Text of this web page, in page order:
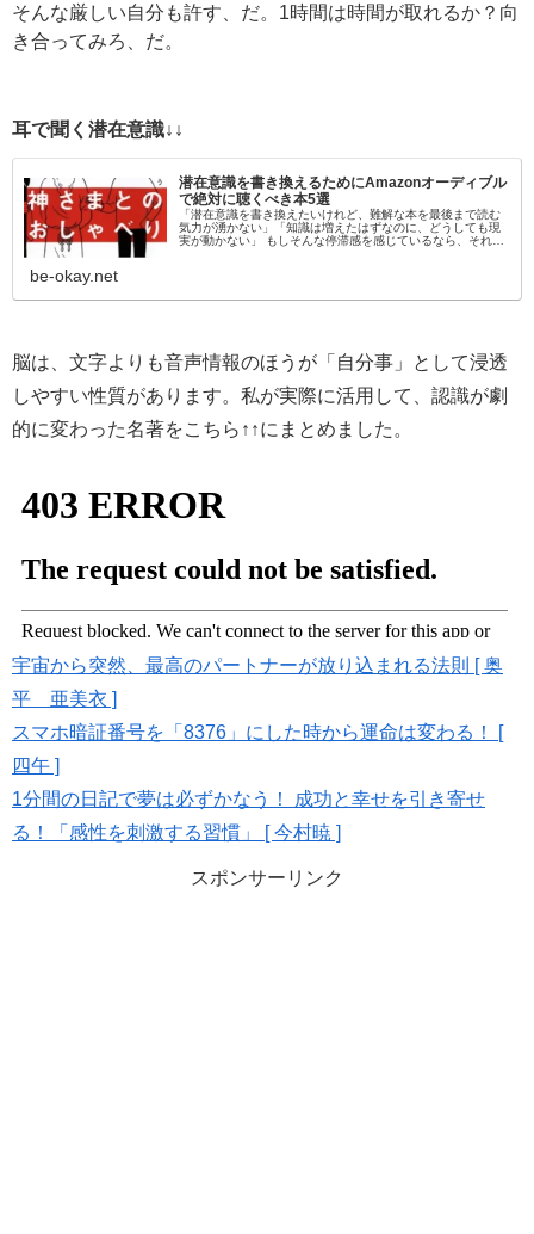
そんな厳しい自分も許す、だ。1時間は時間が取れるか？向
き合ってみろ、だ。
耳で聞く潜在意識↓↓
潜在意識を書き換えるためにAmazonオーディブル
で絶対に聴くべき本5選
「潜在意識を書き換えたいけれど、難解な本を最後まで読む
気力が湧かない」「知識は増えたはずなのに、どうしても現
実が動かない」 もしそんな停滞感を感じているなら、それは
be-okay.net
脳は、文字よりも音声情報のほうが「自分事」として浸透
しやすい性質があります。私が実際に活用して、認識が劇
的に変わった名著をこちら↑↑にまとめました。
宇宙から突然、最高のパートナーが放り込まれる法則 [ 奥
平 亜美衣 ]
スマホ暗証番号を「8376」にした時から運命は変わる！ [
四午 ]
1分間の日記で夢は必ずかなう！ 成功と幸せを引き寄せ
る！「感性を刺激する習慣」 [ 今村暁 ]
スポンサーリンク